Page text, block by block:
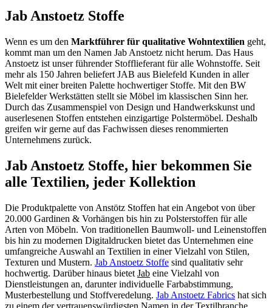
Jab Anstoetz Stoffe
Wenn es um den Marktführer für qualitative Wohntextilien geht,
kommt man um den Namen Jab Anstoetz nicht herum. Das Haus
Anstoetz ist unser führender Stofflieferant für alle Wohnstoffe. Seit
mehr als 150 Jahren beliefert JAB aus Bielefeld Kunden in aller
Welt mit einer breiten Palette hochwertiger Stoffe. Mit den BW
Bielefelder Werkstätten stellt sie Möbel im klassischen Sinn her.
Durch das Zusammenspiel von Design und Handwerkskunst und
auserlesenen Stoffen entstehen einzigartige Polstermöbel. Deshalb
greifen wir gerne auf das Fachwissen dieses renommierten
Unternehmens zurück.
Jab Anstoetz Stoffe, hier bekommen Sie
alle Textilien, jeder Kollektion
Die Produktpalette von Anstötz Stoffen hat ein Angebot von über
20.000 Gardinen & Vorhängen bis hin zu Polsterstoffen für alle
Arten von Möbeln. Von traditionellen Baumwoll- und Leinenstoffen
bis hin zu modernen Digitaldrucken bietet das Unternehmen eine
umfangreiche Auswahl an Textilien in einer Vielzahl von Stilen,
Texturen und Mustern. Jab Anstoetz Stoffe sind qualitativ sehr
hochwertig. Darüber hinaus bietet Jab eine Vielzahl von
Dienstleistungen an, darunter individuelle Farbabstimmung,
Musterbestellung und Stoffveredelung. Jab Anstoetz Fabrics hat sich
zu einem der vertrauenswürdigsten Namen in der Textilbranche